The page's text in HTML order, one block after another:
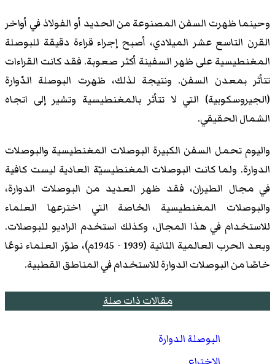
وحينما ظهرت السفن المصنوعة من الحديد أو الفولاذ في أواخر
القرن التاسع عشر الميلادي، أصبح إجراء قراءة دقيقة للبوصلة
المغنطيسية على ظهر السفينة أكثر صعوبة. فقد كانت القراءات
تتأثر بمعدن السفن. ونتيجة لذلك، ظهرت البوصلة الدّوارة
(الجيروسكوبية) التي لا تتأثر بالمغنطيسية وتشير إلى اتجاه
الشمال الحقيقي.
واليوم تحمل السفن الكبيرة البوصلات المغنطيسية والبوصلات
الدوارة. ولما كانت البوصلات المغنطيسيّة العادية ليست كافية
في مجال الطيران، فقد ظهر العديد من البوصلات الدوارة،
والبوصلات المغنطيسية الخاصة التي اخترعها العلماء
للاستخدام في هذا المجال، وكذلك استخدم الراديو للبوصلات.
وبعد الحرب العالمية الثانية (1939 - 1945م)، طوّر العلماء نوعًا
خاصًا من البوصلات الدوارة للاستخدام في المناطق القطبية.
مقالات ذات صلة
البوصلة الدوارة